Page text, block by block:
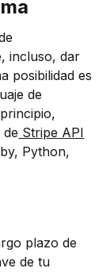
incluso, dar
posibilidad es
de
Stripe API
Python,
plazo de
de tu